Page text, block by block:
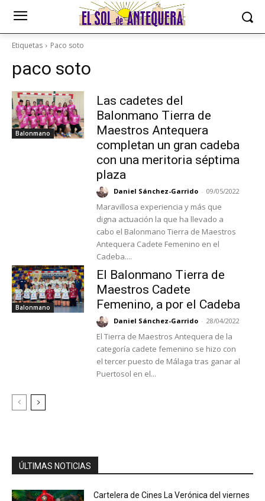
Etiquetas Paco soto
paco soto
Balonmano
Las cadetes del
Balonmano Tierra de
Maestros Antequera
completan un gran cadeba
con una meritoria séptima
plaza
Daniel Sánchez-Garrido - 09/05/2022
Maravillosa experiencia y más que
digna actuación la que ha llevado a
cabo el Balonmano Tierra de Maestros
Antequera Cadete Femenino en el
Cadeba....
Balonmano
El Balonmano Tierra de
Maestros Cadete
Femenino, a por el Cadeba
Daniel Sánchez-Garrido - 28/04/2022
El Tierra de Maestros Antequera de la
categoría cadete femenino se hizo con
el tercer puesto de Málaga tras ganar al
Puertosol en el...
ÚLTIMAS NOTICIAS
Cartelera de Cines La Verónica del viernes